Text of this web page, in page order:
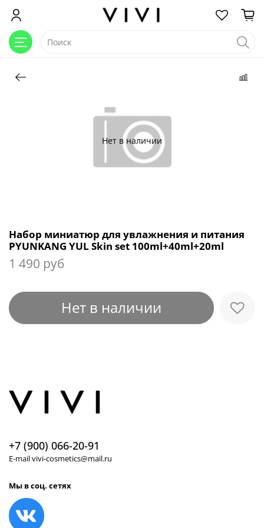
Нет в наличии
Набор миниатюр для увлажнения и питания
PYUNKANG YUL Skin set 100ml+40ml+20ml
1 490 руб
Нет в наличии
+7 (900) 066-20-91
E-mail vivi-cosmetics@mail.ru
Мы в соц. сетях